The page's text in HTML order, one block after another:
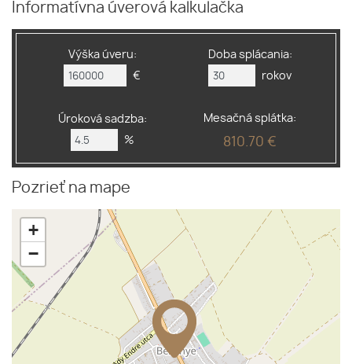
Informatívna úverová kalkulačka
Výška úveru:
€
Doba splácania:
rokov
Úroková sadzba:
%
Mesačná splátka:
810.70 €
Pozrieť na mape
+
−